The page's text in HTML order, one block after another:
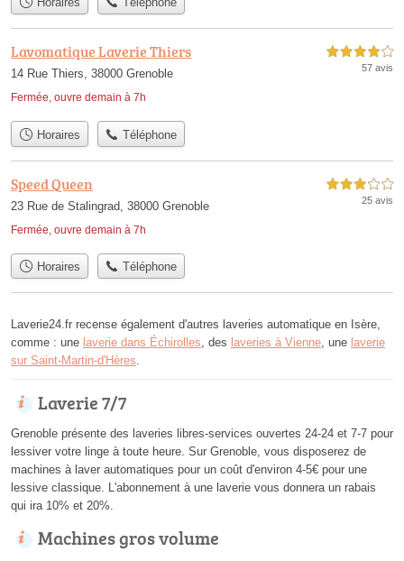
Lavomatique Laverie Thiers
14 Rue Thiers, 38000 Grenoble
Fermée, ouvre demain à 7h
4,0 étoiles sur 5
57 avis
Horaires Téléphone
Speed Queen
23 Rue de Stalingrad, 38000 Grenoble
Fermée, ouvre demain à 7h
3,0 étoiles sur 5
25 avis
Horaires Téléphone
Laverie24.fr recense également d'autres laveries automatique en Isère,
comme : une laverie dans Échirolles, des laveries à Vienne, une laverie
sur Saint-Martin-d'Hères.
Laverie 7/7
Grenoble présente des laveries libres-services ouvertes 24-24 et 7-7 pour
lessiver votre linge à toute heure. Sur Grenoble, vous disposerez de
machines à laver automatiques pour un coût d'environ 4-5€ pour une
lessive classique. L'abonnement à une laverie vous donnera un rabais
qui ira 10% et 20%.
Machines gros volume